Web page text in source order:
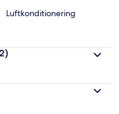
Luftkonditionering